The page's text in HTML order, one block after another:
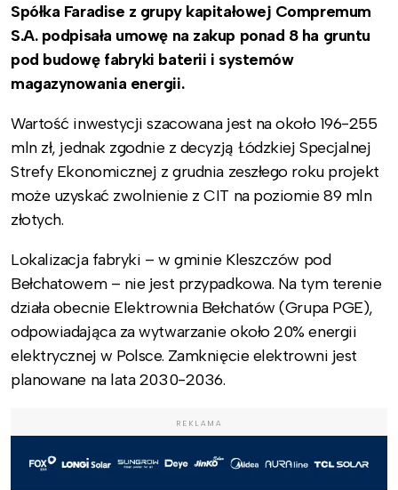
Spółka Faradise z grupy kapitałowej Compremum
S.A. podpisała umowę na zakup ponad 8 ha gruntu
pod budowę fabryki baterii i systemów
magazynowania energii.
Wartość inwestycji szacowana jest na około 196-255
mln zł, jednak zgodnie z decyzją Łódzkiej Specjalnej
Strefy Ekonomicznej z grudnia zeszłego roku projekt
może uzyskać zwolnienie z CIT na poziomie 89 mln
złotych.
Lokalizacja fabryki – w gminie Kleszczów pod
Bełchatowem – nie jest przypadkowa. Na tym terenie
działa obecnie Elektrownia Bełchatów (Grupa PGE),
odpowiadająca za wytwarzanie około 20% energii
elektrycznej w Polsce. Zamknięcie elektrowni jest
planowane na lata 2030-2036.
REKLAMA